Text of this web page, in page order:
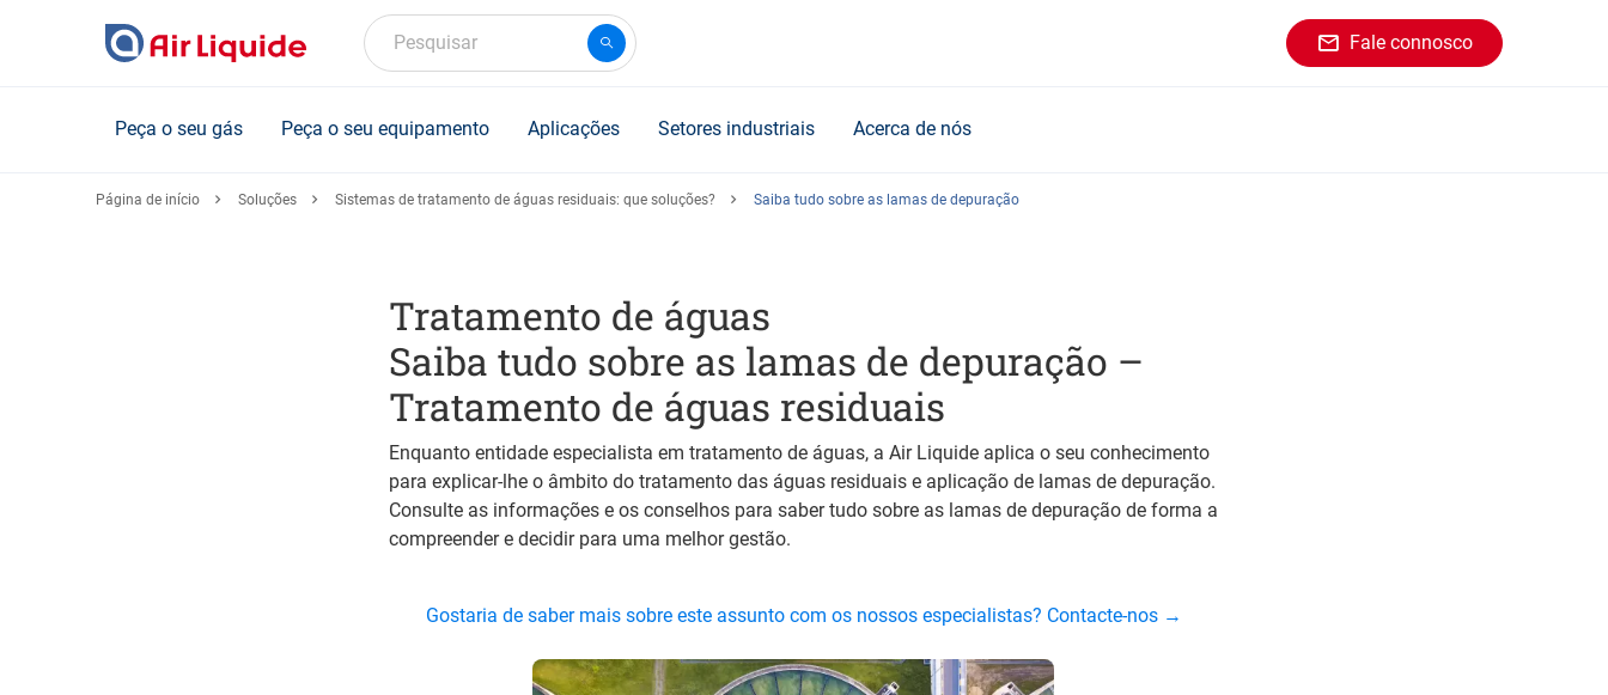
Pesquisar Fale connosco
Peça o seu gás Peça o seu equipamento Aplicações Setores industriais Acerca de nós
Página de início Soluções Sistemas de tratamento de águas residuais: que soluções? Saiba tudo sobre as lamas de depuração
Tratamento de águas
Saiba tudo sobre as lamas de depuração –
Tratamento de águas residuais
Enquanto entidade especialista em tratamento de águas, a Air Liquide aplica o seu conhecimento
para explicar-lhe o âmbito do tratamento das águas residuais e aplicação de lamas de depuração.
Consulte as informações e os conselhos para saber tudo sobre as lamas de depuração de forma a
compreender e decidir para uma melhor gestão.
Gostaria de saber mais sobre este assunto com os nossos especialistas? Contacte-nos →